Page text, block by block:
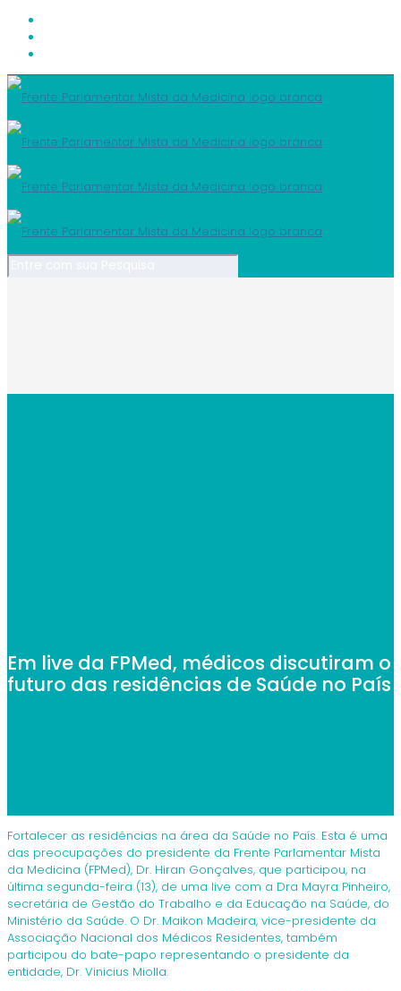
Em live da FPMed, médicos discutiram o
futuro das residências de Saúde no País
Fortalecer as residências na área da Saúde no País. Esta é uma
das preocupações do presidente da Frente Parlamentar Mista
da Medicina (FPMed), Dr. Hiran Gonçalves, que participou, na
última segunda-feira (13), de uma live com a Dra Mayra Pinheiro,
secretária de Gestão do Trabalho e da Educação na Saúde, do
Ministério da Saúde. O Dr. Maikon Madeira, vice-presidente da
Associação Nacional dos Médicos Residentes, também
participou do bate-papo representando o presidente da
entidade, Dr. Vinicius Miolla.